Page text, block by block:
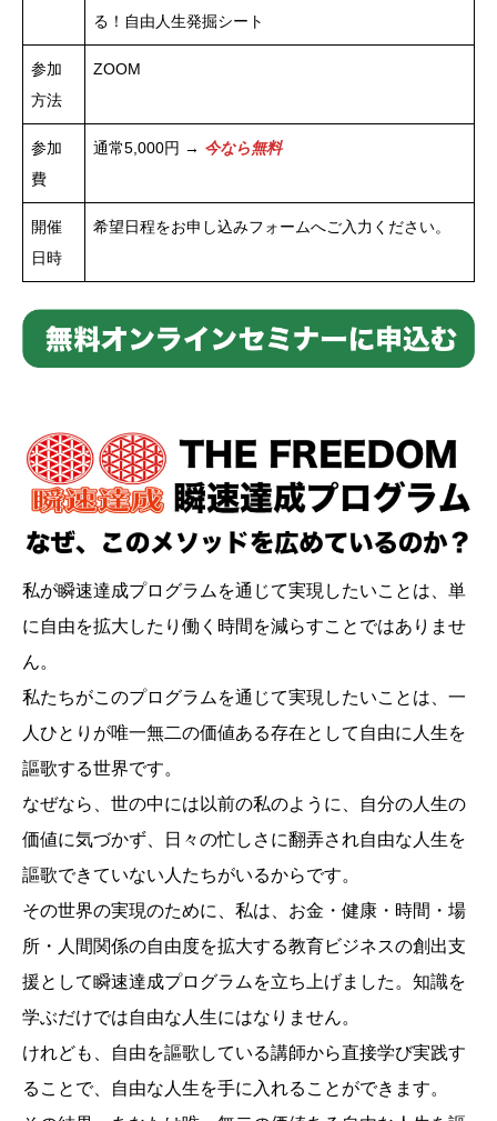
る！自由人生発掘シート
参加
方法
ZOOM
参加
費
通常5,000円 → 今なら無料
開催
日時
希望日程をお申し込みフォームへご入力ください。
私が瞬速達成プログラムを通じて実現したいことは、単
に自由を拡大したり働く時間を減らすことではありませ
ん。
私たちがこのプログラムを通じて実現したいことは、一
人ひとりが唯一無二の価値ある存在として自由に人生を
謳歌する世界です。
なぜなら、世の中には以前の私のように、自分の人生の
価値に気づかず、日々の忙しさに翻弄され自由な人生を
謳歌できていない人たちがいるからです。
その世界の実現のために、私は、お金・健康・時間・場
所・人間関係の自由度を拡大する教育ビジネスの創出支
援として瞬速達成プログラムを立ち上げました。知識を
学ぶだけでは自由な人生にはなりません。
けれども、自由を謳歌している講師から直接学び実践す
ることで、自由な人生を手に入れることができます。